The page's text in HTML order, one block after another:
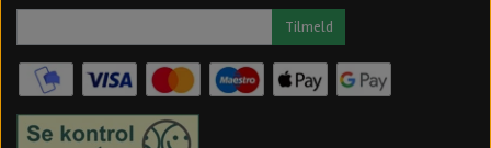
Tilmeld